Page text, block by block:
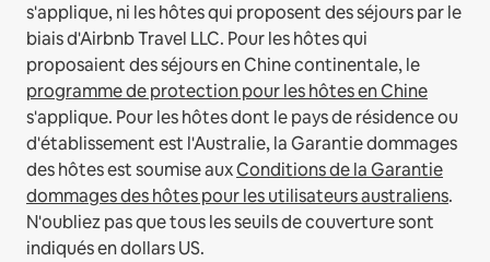
s'applique, ni les hôtes qui proposent des séjours par le
biais d'Airbnb Travel LLC. Pour les hôtes qui
proposaient des séjours en Chine continentale, le
programme de protection pour les hôtes en Chine
s'applique. Pour les hôtes dont le pays de résidence ou
d'établissement est l'Australie, la Garantie dommages
des hôtes est soumise auxConditions de la Garantie
dommages des hôtes pour les utilisateurs australiens.
N'oubliez pas que tous les seuils de couverture sont
indiqués en dollars US.